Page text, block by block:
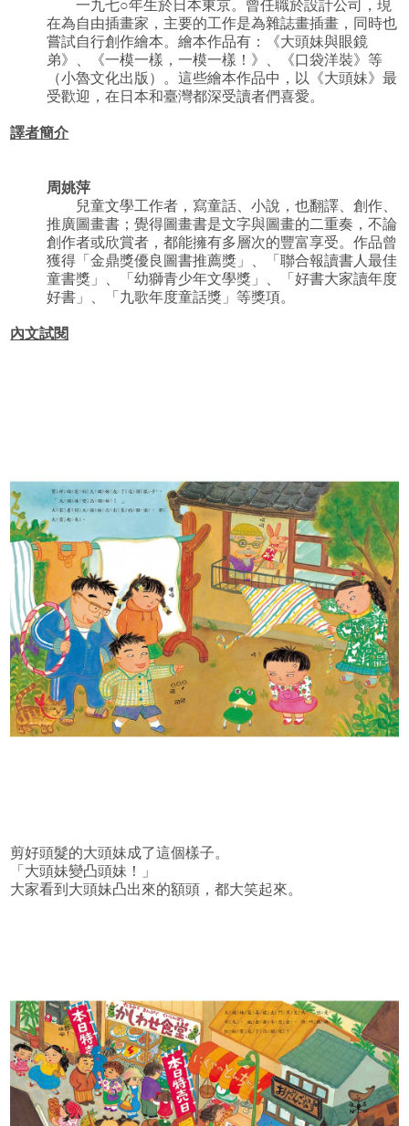
在為自由插畫家，主要的工作是為雜誌畫插畫，同時也
嘗試自行創作繪本。繪本作品有：《大頭妹與眼鏡
弟》、《一模一樣，一模一樣！》、《口袋洋裝》等
（小魯文化出版）。這些繪本作品中，以《大頭妹》最
受歡迎，在日本和臺灣都深受讀者們喜愛。
譯者簡介
周姚萍
兒童文學工作者，寫童話、小說，也翻譯、創作、
推廣圖畫書；覺得圖畫書是文字與圖畫的二重奏，不論
創作者或欣賞者，都能擁有多層次的豐富享受。作品曾
獲得「金鼎獎優良圖書推薦獎」、「聯合報讀書人最佳
童書獎」、「幼獅青少年文學獎」、「好書大家讀年度
好書」、「九歌年度童話獎」等獎項。
內文試閱
剪好頭髮的大頭妹成了這個樣子。
「大頭妹變凸頭妹！」
大家看到大頭妹凸出來的額頭，都大笑起來。